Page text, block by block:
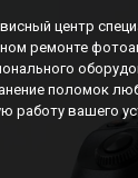
центр
ремонте
поломок
работу вашего